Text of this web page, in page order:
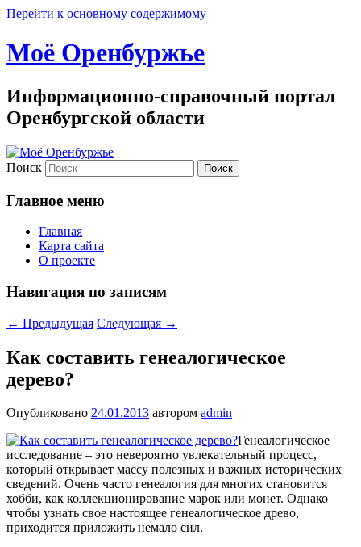
Перейти к основному содержимому
Моё Оренбуржье
Информационно-справочный портал
Оренбургской области
Поиск
Главное меню
Главная
Карта сайта
О проекте
Навигация по записям
← Предыдущая Следующая →
Как составить генеалогическое
дерево?
Опубликовано 24.01.2013 автором admin
Генеалогическое
исследование – это невероятно увлекательный процесс,
который открывает массу полезных и важных исторических
сведений. Очень часто генеалогия для многих становится
хобби, как коллекционирование марок или монет. Однако
чтобы узнать свое настоящее генеалогическое древо,
приходится приложить немало сил.